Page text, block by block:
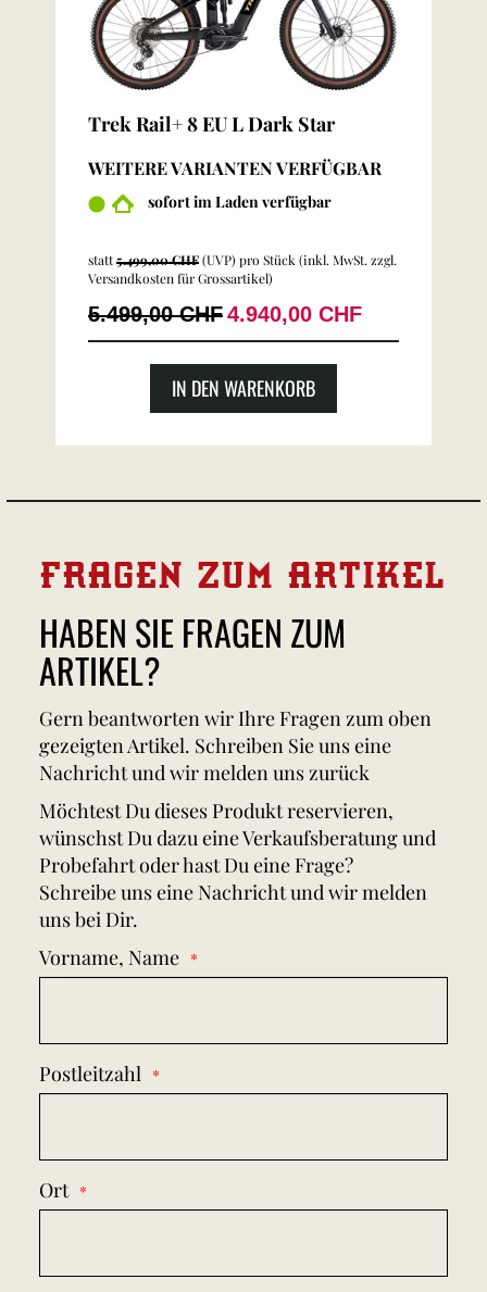
Trek Rail+ 8 EU L Dark Star
WEITERE VARIANTEN VERFÜGBAR
sofort im Laden verfügbar
statt5.499,00 CHF(UVP) pro Stück (inkl. MwSt. zzgl.
Versandkosten für Grossartikel)
5.499,00 CHF4.940,00 CHF
IN DEN WARENKORB
FRAGEN ZUM ARTIKEL
HABEN SIE FRAGEN ZUM
ARTIKEL?
Gern beantworten wir Ihre Fragen zum oben
gezeigten Artikel. Schreiben Sie uns eine
Nachricht und wir melden uns zurück
Möchtest Du dieses Produkt reservieren,
wünschst Du dazu eine Verkaufsberatung und
Probefahrt oder hast Du eine Frage?
Schreibe uns eine Nachricht und wir melden
uns bei Dir.
Vorname, Name
Postleitzahl
Ort